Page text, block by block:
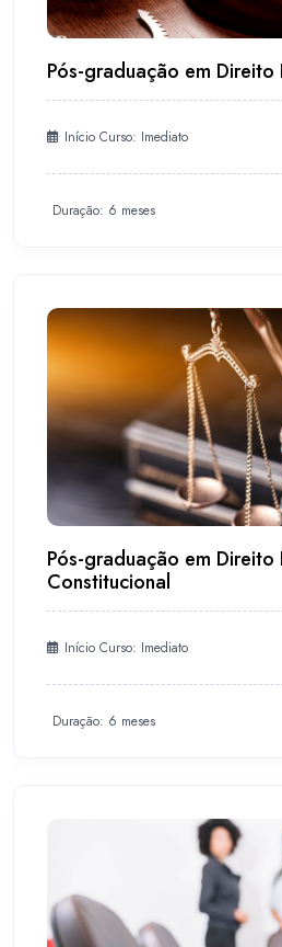
Pós-graduação em Direito
Início Curso: Imediato
Duração: 6 meses
Pós-graduação em
Constitucional
Início Curso: Imediato
Duração: 6 meses